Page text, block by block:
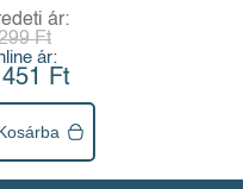
ár:
Ft
ár:
Ft